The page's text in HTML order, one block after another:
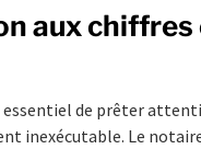
aux chiffres
de prêter
inexécutable. Le